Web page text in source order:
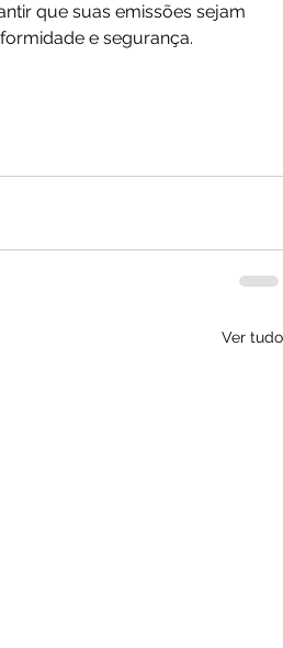
que suas emissões sejam
e segurança.
Ver tudo